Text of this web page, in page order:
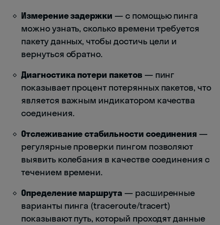
Измерение задержки — с помощью пинга
можно узнать, сколько времени требуется
пакету данных, чтобы достичь цели и
вернуться обратно.
Диагностика потери пакетов— пинг
показывает процент потерянных пакетов, что
является важным индикатором качества
соединения.
Отслеживание стабильности соединения —
регулярные проверки пингом позволяют
выявить колебания в качестве соединения с
течением времени.
Определение маршрута — расширенные
варианты пинга (traceroute/tracert)
показывают путь, который проходят данные